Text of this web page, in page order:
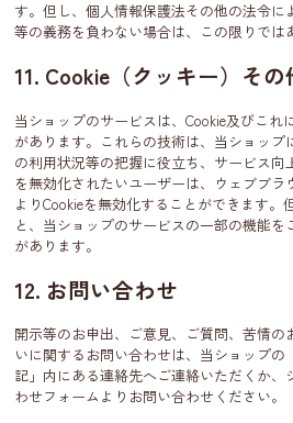
す。但し、個人情報保護法その他の法令
等の義務を負わない場合は、この限りでは
11. Cookie（クッキー）そ
当ショップのサービスは、Cookie及びこれ
があります。これらの技術は、当ショップ
の利用状況等の把握に役立ち、サービス向
を無効化されたいユーザーは、ウェブブラ
よりCookieを無効化することができます。
と、当ショップのサービスの一部の機能
があります。
12. お問い合わせ
開示等のお申出、ご意見、ご質問、苦情の
いに関するお問い合わせは、当ショップの
記」内にある連絡先へご連絡いただくか
わせフォームよりお問い合わせください。